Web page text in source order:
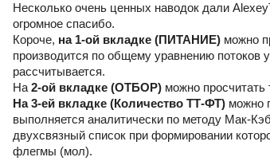
Несколько очень ценных наводок дали
огромное спасибо.
Короче, на 1-ой вкладке (ПИТАНИЕ) можно
производится по общему уравнению потоков
рассчитывается.
На2-ой вкладке (ОТБОР) можно просчитать
На 3-ей вкладке (Количество ТТ-ФТ) можно
выполняется аналитически по методу Мак-
двухсвязный список при формировании
флегмы (мол).